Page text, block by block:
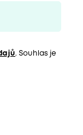
. Souhlas je